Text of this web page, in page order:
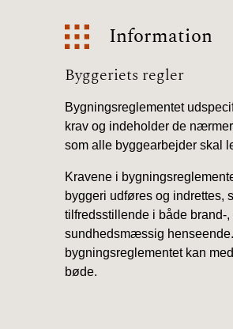
Information
Information
Byggeriets regler
Bygningsreglementet
krav og indeholder de
som alle byggearbejder skal
Kravene i
byggeri udføres og indrettes,
tilfredsstillende i både brand-
sundhedsmæssig
bygningsreglementet kan
bøde.